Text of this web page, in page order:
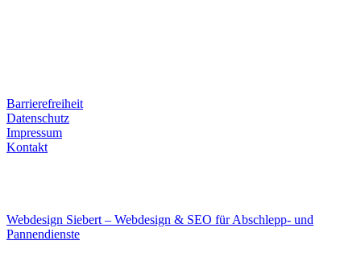
Barrierefreiheit
Datenschutz
Impressum
Kontakt
Webdesign Siebert – Webdesign & SEO für Abschlepp- und
Pannendienste